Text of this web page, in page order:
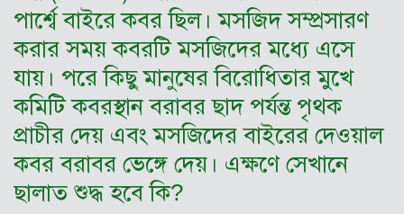
পার্শ্বে বাইরে কবর ছিল। মসজিদ সম্প্রসারণ
করার সময় কবরটি মসজিদের মধ্যে এসে
যায়। পরে কিছু মানুষের বিরোধিতার মুখে
কমিটি কবরস্থান বরাবর ছাদ পর্যন্ত পৃথক
প্রাচীর দেয় এবং মসজিদের বাইরের দেওয়াল
কবর বরাবর ভেঙ্গে দেয়। এক্ষণে সেখানে
ছালাত শুদ্ধ হবে কি?